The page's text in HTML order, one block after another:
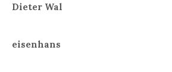
Dieter Wal
eisenhans